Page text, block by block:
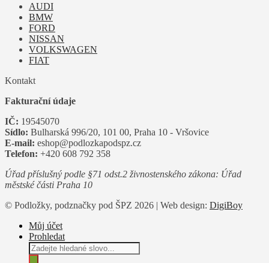
AUDI
BMW
FORD
NISSAN
VOLKSWAGEN
FIAT
Kontakt
Fakturační údaje
IČ: 19545070
Sídlo: Bulharská 996/20, 101 00, Praha 10 - Vršovice
E-mail: eshop@podlozkapodspz.cz
Telefon: +420 608 792 358
Úřad příslušný podle §71 odst.2 živnostenského zákona: Úřad
městské části Praha 10
© Podložky, podznačky pod ŠPZ 2026 | Web design: DigiBoy
Můj účet
Prohledat
Products
search